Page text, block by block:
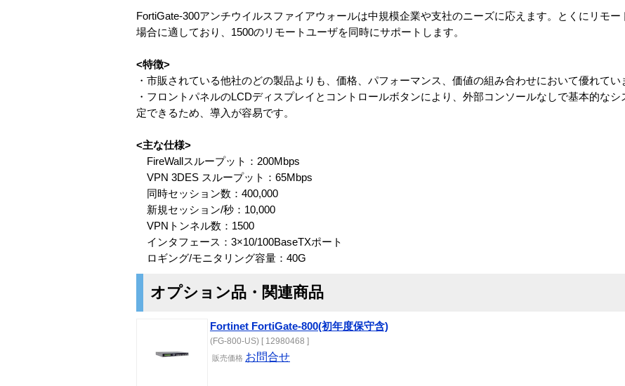
FortiGate-300アンチウイルスファイアウォールは中規模企業や支社のニーズに応えます。とくにリモー
場合に適しており、1500のリモートユーザを同時にサポートします。
<特徴>
・市販されている他社のどの製品よりも、価格、パフォーマンス、価値の組み合わせにおいて優れてい
・フロントパネルのLCDディスプレイとコントロールボタンにより、外部コンソールなしで基本的な
定できるため、導入が容易です。
<主な仕様>
FireWallスループット：200Mbps
VPN 3DES スループット：65Mbps
同時セッション数：400,000
新規セッション/秒：10,000
VPNトンネル数：1500
インタフェース：3×10/100BaseTXポート
ロギング/モニタリング容量：40G
オプション品・関連商品
Fortinet FortiGate-800(初年度保守含)
(FG-800-US) [ 12980468 ]
販売価格 お問合せ